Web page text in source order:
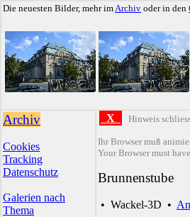
Die neuesten Bilder, mehr imArchiv oder in den
Archiv
Cookies
Tracking
Datenschutz
Galerien nach
Thema
X Hinweis
Ihr Browser muß
Your Browser must
Brunnenstube
• Wackel-3D •